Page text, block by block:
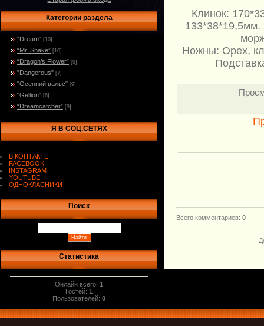
Категории раздела
"Dream" [10]
“Mr. Snake” [10]
“Dragon’s Flower” [9]
"Dangerous" [7]
"Осенний вальс" [9]
"Gellion" [6]
“Dreamcatcher” [9]
Я В СОЦ.СЕТЯХ
В КОНТАКТЕ
FACEBOOK
INSTAGRAM
YOUTUBE
ОДНОКЛАСНИКИ
Поиск
Статистика
Онлайн всего:1
Гостей:1
Пользователей:0
Клинок:
Ножны: Орех,
Всего комментариев: 0